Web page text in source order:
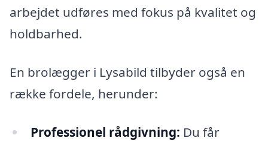
arbejdet udføres med fokus på kvalitet og
holdbarhed.
En brolægger i Lysabild tilbyder også en
række fordele, herunder:
Professionel rådgivning: Du får